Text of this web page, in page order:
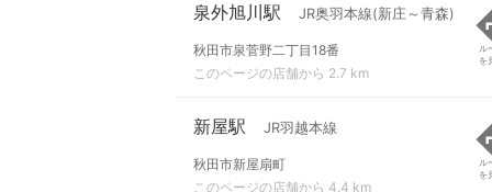
泉外旭川駅 JR奥羽本線(新庄～青森)
秋田市泉菅野二丁目18番
このページの店舗から 2.7 km
ル
を
新屋駅 JR羽越本線
秋田市新屋扇町
このページの店舗から 4.4 km
ル
を